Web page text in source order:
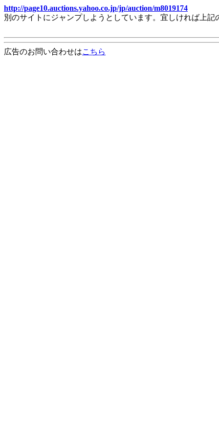
http://page10.auctions.yahoo.co.jp/jp/auction/m8019174
別のサイトにジャンプしようとしています。宜しければ上
広告のお問い合わせはこちら